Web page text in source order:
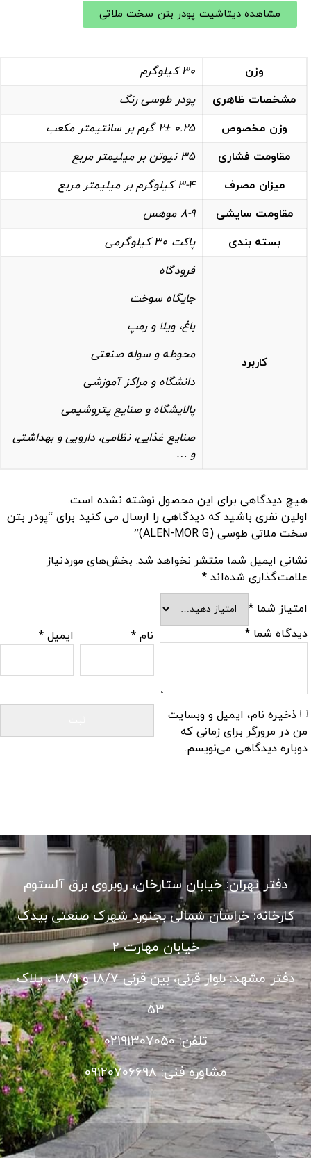
مشاهده دیتاشیت پودر بتن سخت ملاتی
وزن
30 کیلوگرم
مشخصات ظاهری
پودر طوسی رنگ
وزن مخصوص
0.25 2± گرم بر سانتیمتر مکعب
مقاومت فشاری
35 نیوتن بر میلیمتر مربع
میزان مصرف
3-4 کیلوگرم بر میلیمتر مربع
مقاومت سایشی
8-9 موهس
بسته بندی
پاکت 30 کیلوگرمی
کاربرد
فرودگاه
جایگاه سوخت
باغ، ویلا و رمپ
محوطه و سوله صنعتی
دانشگاه‌ و مراکز آموزشی
پالایشگاه و صنایع پتروشیمی
صنایع غذایی، نظامی، دارویی و بهداشتی
و …
هیچ دیدگاهی برای این محصول نوشته نشده است.
اولین نفری باشید که دیدگاهی را ارسال می کنید برای “پودر بتن
سخت ملاتی طوسی (ALEN-MOR G)”
نشانی ایمیل شما منتشر نخواهد شد. بخش‌های موردنیاز
علامت‌گذاری شده‌اند *
امتیاز شما*
دیدگاه شما* نام * ایمیل*
ذخیره نام، ایمیل و وبسایت
من در مرورگر برای زمانی که
دوباره دیدگاهی می‌نویسم.
دفتر تهران: خیابان ستارخان، روبروی برق آلستوم
کارخانه: خراسان شمالی بجنورد شهرک صنعتی بیدک
خیابان مهارت 2
دفتر مشهد: بلوار قرنی، بین قرنی 18/7 و 18/9 ، پلاک
53
تلفن: 02191307050
مشاوره فنی: 09120706698